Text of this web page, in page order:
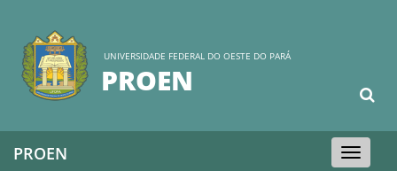
UNIVERSIDADE FEDERAL DO OESTE DO PARÁ
PROEN
Toggle
navigation
PROEN